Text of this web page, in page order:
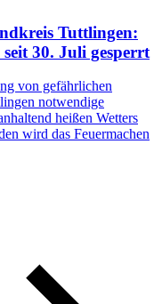
Tuttlingen:
30. Juli gesperrt
von gefährlichen
notwendige
heißen Wetters
wird das Feuermachen